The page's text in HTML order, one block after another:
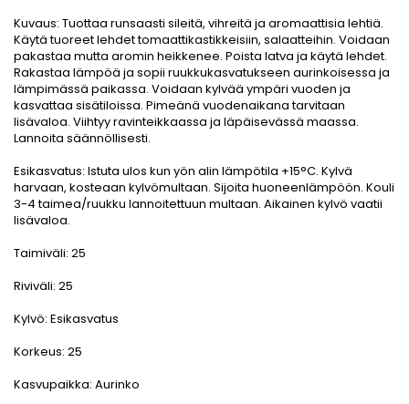
Kuvaus: Tuottaa runsaasti sileitä, vihreitä ja aromaattisia lehtiä.
Käytä tuoreet lehdet tomaattikastikkeisiin, salaatteihin. Voidaan
pakastaa mutta aromin heikkenee. Poista latva ja käytä lehdet.
Rakastaa lämpöä ja sopii ruukkukasvatukseen aurinkoisessa ja
lämpimässä paikassa. Voidaan kylvää ympäri vuoden ja
kasvattaa sisätiloissa. Pimeänä vuodenaikana tarvitaan
lisävaloa. Viihtyy ravinteikkaassa ja läpäisevässä maassa.
Lannoita säännöllisesti.
Esikasvatus: Istuta ulos kun yön alin lämpötila +15°C. Kylvä
harvaan, kosteaan kylvömultaan. Sijoita huoneenlämpöön. Kouli
3-4 taimea/ruukku lannoitettuun multaan. Aikainen kylvö vaatii
lisävaloa.
Taimiväli: 25
Riviväli: 25
Kylvö: Esikasvatus
Korkeus: 25
Kasvupaikka: Aurinko